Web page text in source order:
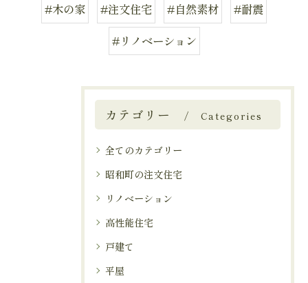
#木の家 #注文住宅 #自然素材
#耐震
#リノベーション
カテゴリー Categories
全てのカテゴリー
昭和町の注文住宅
リノベーション
高性能住宅
戸建て
平屋